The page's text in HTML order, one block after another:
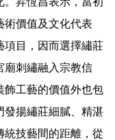
術價值及文化代表
項目，因而選擇繡莊
廟刺繡融入宗教信
飾工藝的價值外也包
發揚繡莊細膩、精湛
統技藝間的距離，從